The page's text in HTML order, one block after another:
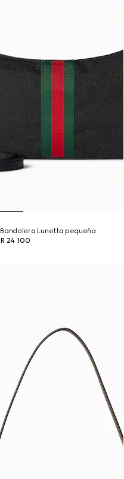
Bandolera Lunetta pequeña
R 24 100